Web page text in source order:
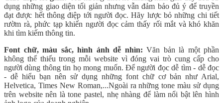
dụng những giao diện tối giản nhưng vẫn đảm bảo đủ ý để truyền
đạt được hết thông điệp tới người đọc. Hãy lược bỏ những chi tiết
rườm rà, phức tạp khiến người đọc cảm thấy rối mắt và khó khăn
khi tìm kiếm thông tin.
Font chữ, màu sắc, hình ảnh dễ nhìn: Văn bản là một phần
không thể thiếu trong mỗi website vì đóng vai trò cung cấp cho
người dùng thông tin họ mong muốn. Để người đọc dễ tìm - dễ đọc
- dễ hiểu bạn nên sử dụng những font chữ cơ bản như Arial,
Helvetica, Times New Roman,...Ngoài ra những tone màu sử dụng
trên website nên là tone pastel, nhẹ nhàng để làm nổi bật lên hình